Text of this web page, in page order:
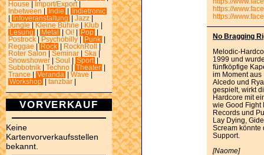
House
Import/Export
Inbetween
Indie
Indietronic
Infoveranstaltung Jazz
Jungle
Kleine Bühne Klub
Lesung
Metal Oi! Pop
Postrock
Psychobilly Punk
Reggae
Rock RocknRoll
Roter Salon
Seminar Ska
Snowshower
Soul Sport
Subbotnik
Techno Theater
Trance
Veranda Wave
Workshop
tanzbar
VORVERKAUF
Keine
Kartenvorverkaufsstellen
bekannt.
https://
https://
No Bragging
Melodic-
1999 und
fünfköpfige
im Moment aus
Alcedo und
gespielt, wirkt
Hardcore mit
wie Good Fight
Records und
Lay Dying,
Scream könnte
Support.
[Naome]